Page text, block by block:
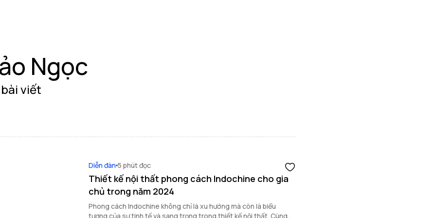
Ngọc
viết
Diễn đàn 5 phút đọc
Thiết kế nội thất phong cách Indochine cho gia
chủ trong năm 2024
Phong cách Indochine không chỉ là xu hướng mà còn là biểu
tượng của sự tinh tế và sang trọng trong thiết kế nội thất. Cùng